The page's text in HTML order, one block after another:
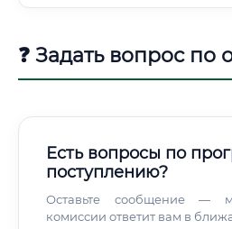
❓ Задать вопрос по
Есть вопросы по
поступлению?
Оставьте сообщение —
комиссии ответит вам в